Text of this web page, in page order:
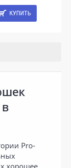
КУПИТЬ
Pro-